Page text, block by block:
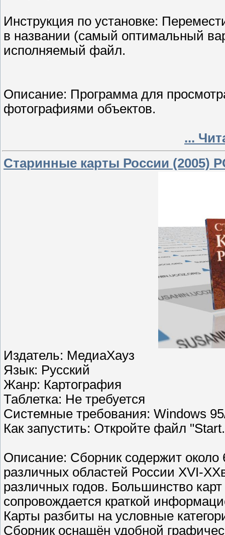
Инструкция по установке:
в названии (самый оптимальный
исполняемый файл.
Описание: Программа для
фотографиями объектов.
...
Старинные карты России (2005)
Издатель: МедиаХауз
Язык: Русский
Жанр: Картография
Таблетка: Не требуется
Системные требования: Windows
Как запустить: Откройте файл
Описание: Сборник содержит
различных областей России XVI-
различных годов. Большинство
сопровождается краткой
Карты разбиты на условные
Сборник оснащён удобной